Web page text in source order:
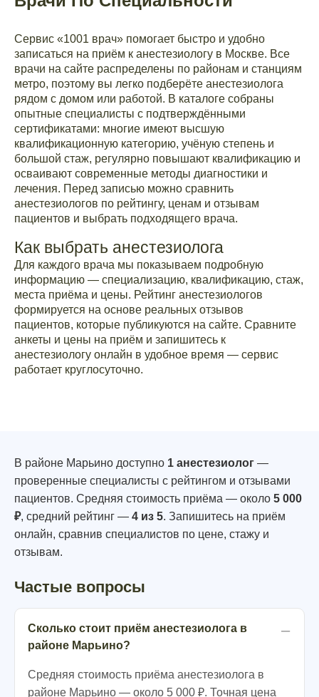
Сервис «1001 врач» помогает быстро и удобно
записаться на приём к анестезиологу в Москве. Все
врачи на сайте распределены по районам и станциям
метро, поэтому вы легко подберёте анестезиолога
рядом с домом или работой. В каталоге собраны
опытные специалисты с подтверждёнными
сертификатами: многие имеют высшую
квалификационную категорию, учёную степень и
большой стаж, регулярно повышают квалификацию и
осваивают современные методы диагностики и
лечения. Перед записью можно сравнить
анестезиологов по рейтингу, ценам и отзывам
пациентов и выбрать подходящего врача.
Как выбрать анестезиолога
Для каждого врача мы показываем подробную
информацию — специализацию, квалификацию, стаж,
места приёма и цены. Рейтинг анестезиологов
формируется на основе реальных отзывов
пациентов, которые публикуются на сайте. Сравните
анкеты и цены на приём и запишитесь к
анестезиологу онлайн в удобное время — сервис
работает круглосуточно.
В районе Марьино доступно 1 анестезиолог —
проверенные специалисты с рейтингом и отзывами
пациентов. Средняя стоимость приёма — около 5 000
₽, средний рейтинг — 4 из 5. Запишитесь на приём
онлайн, сравнив специалистов по цене, стажу и
отзывам.
Частые вопросы
Сколько стоит приём анестезиолога в
районе Марьино?
Средняя стоимость приёма анестезиолога в
районе Марьино — около 5 000 ₽. Точная цена